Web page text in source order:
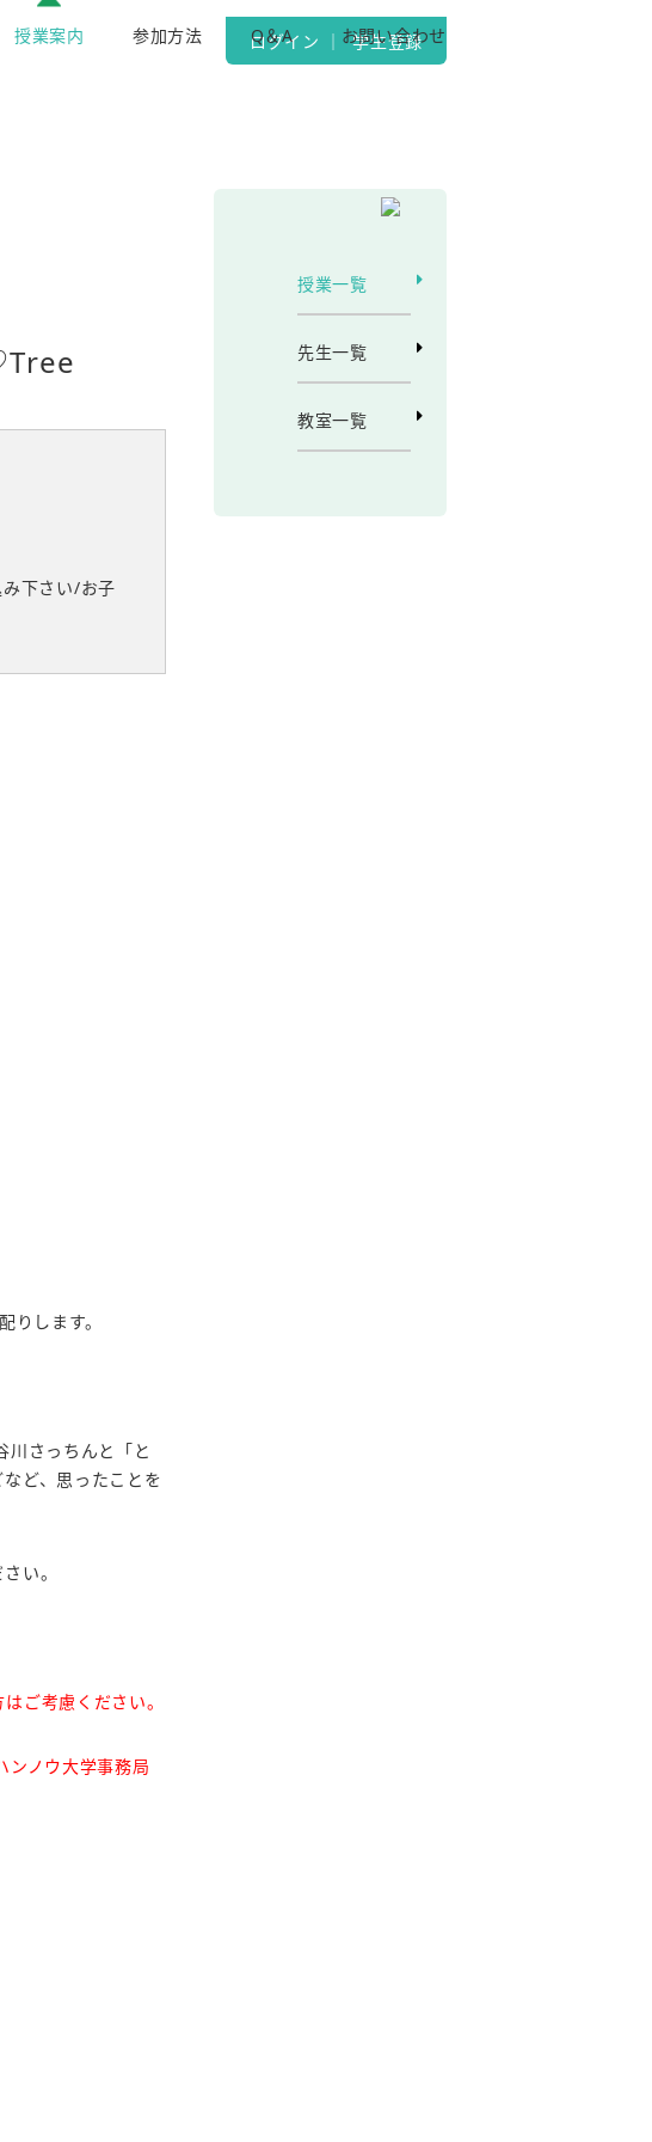
ログイン ｜ 学生登録
授業案内 参加方法 Q＆A お問い合わせ
下さい/お子
します。
川さっちんと「と
ど、思ったことを
い。
ご考慮ください。
ノウ大学事務局
授業一覧
先生一覧
教室一覧